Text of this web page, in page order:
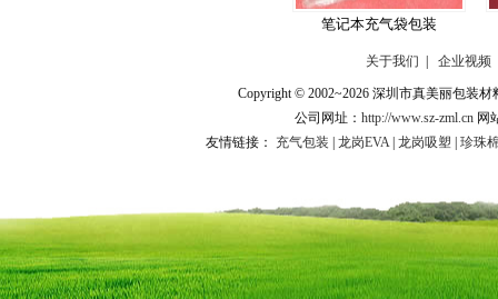
笔记本充气袋包装
关于我们 企业视频
Copyright © 2002~2026 深圳市真美丽包装
公司网址： http://www.sz-zml.cn 网
友情链接： 充气包装 龙岗EVA| 龙岗吸塑 珍珠